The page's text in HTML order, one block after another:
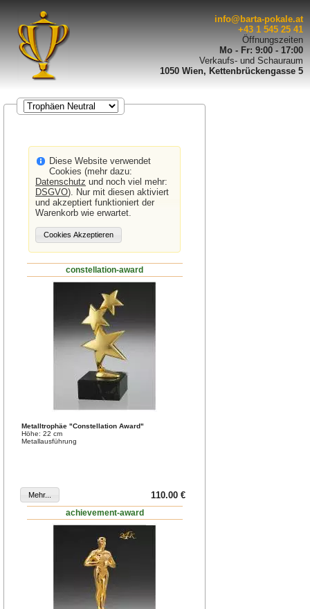
info@barta-pokale.at
+43 1 545 25 41
Öffnungszeiten
Mo - Fr: 9:00 - 17:00
Verkaufs- und Schauraum
1050 Wien, Kettenbrückengasse 5
Diese Website verwendet
Cookies (mehr dazu:
Datenschutz und noch viel mehr:
DSGVO). Nur mit diesen aktiviert
und akzeptiert funktioniert der
Warenkorb wie erwartet.
constellation-award
Metalltrophäe "Constellation Award"
Höhe: 22 cm
Metallausführung
110.00 €
achievement-award